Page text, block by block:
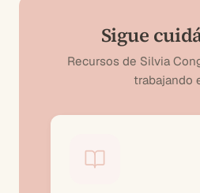
Sigue
Recursos de Silvia
trabajando